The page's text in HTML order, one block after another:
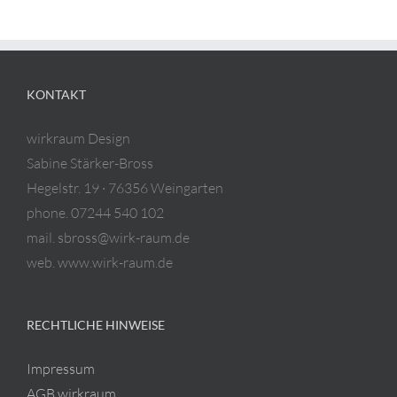
KONTAKT
wirkraum Design
Sabine Stärker-Bross
Hegelstr. 19 · 76356 Weingarten
phone. 07244 540 102
mail. sbross@wirk-raum.de
web. www.wirk-raum.de
RECHTLICHE HINWEISE
Impressum
AGB wirkraum